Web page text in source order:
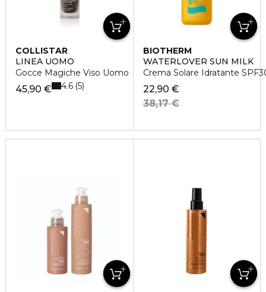
COLLISTAR
LINEA UOMO
Gocce Magiche Viso Uomo
45,90 € 4.6 5
BIOTHERM
WATERLOVER SUN MILK
Crema Solare Idratante
22,90 €
38,17 €